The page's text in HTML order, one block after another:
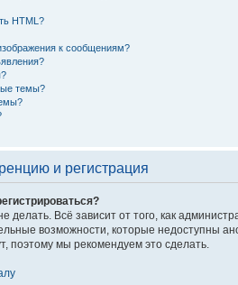
HTML?
к сообщениям?
темы?
и регистрация
делать. Всё зависит от того, как
возможности, которые недоступны
поэтому мы рекомендуем это сделать.